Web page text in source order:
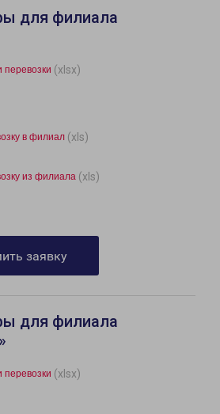
для филиала
перевозки (xlsx)
в филиал (xls)
из филиала (xls)
заявку
для филиала
перевозки (xlsx)